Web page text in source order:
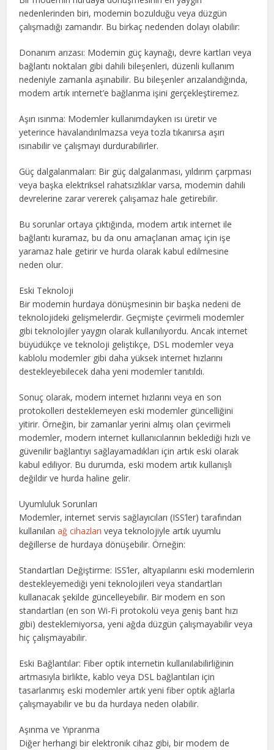
nedenlerinden biri, modemin bozulduğu veya düzgün
çalışmadığı zamandır. Bu birkaç nedenden dolayı olabilir:
Donanım arızası: Modemin güç kaynağı, devre kartları veya
bağlantı noktaları gibi dahili bileşenleri, düzenli kullanım
nedeniyle zamanla aşınabilir. Bu bileşenler arızalandığında,
modem artık ınternet’e bağlanma işini gerçekleştiremez.
Aşırı ısınma: Modemler kullanımdayken ısı üretir ve
yeterince havalandırılmazsa veya tozla tıkanırsa aşırı
ısınabilir ve çalışmayı durdurabilirler.
Güç dalgalanmaları: Bir güç dalgalanması, yıldırım çarpması
veya başka elektriksel rahatsızlıklar varsa, modemin dahili
devrelerine zarar vererek çalışamaz hale getirebilir.
Bu sorunlar ortaya çıktığında, modem artık internet ile
bağlantı kuramaz, bu da onu amaçlanan amaç için işe
yaramaz hale getirir ve hurda olarak kabul edilmesine
neden olur.
Eski Teknoloji
Bir modemin hurdaya dönüşmesinin bir başka nedeni de
teknolojideki gelişmelerdir. Geçmişte çevirmeli modemler
gibi teknolojiler yaygın olarak kullanılıyordu. Ancak internet
büyüdükçe ve teknoloji geliştikçe, DSL modemler veya
kablolu modemler gibi daha yüksek internet hızlarını
destekleyebilecek daha yeni modemler tanıtıldı.
Sonuç olarak, modern internet hızlarını veya en son
protokolleri desteklemeyen eski modemler güncelliğini
yitirir. Örneğin, bir zamanlar yerini almış olan çevirmeli
modemler, modern internet kullanıcılarının beklediği hızlı ve
güvenilir bağlantıyı sağlayamadıkları için artık eski olarak
kabul ediliyor. Bu durumda, eski modem artık kullanışlı
değildir ve hurda haline gelir.
Uyumluluk Sorunları
Modemler, internet servis sağlayıcıları (ISS’ler) tarafından
kullanılanağ cihazları veya teknolojiyle artık uyumlu
değillerse de hurdaya dönüşebilir. Örneğin:
Standartları Değiştirme: ISS’ler, altyapılarını eski modemlerin
destekleyemediği yeni teknolojileri veya standartları
kullanacak şekilde güncelleyebilir. Bir modem en son
standartları (en son Wi-Fi protokolü veya geniş bant hızı
gibi) desteklemiyorsa, yeni ağda düzgün çalışmayabilir veya
hiç çalışmayabilir.
Eski Bağlantılar: Fiber optik internetin kullanılabilirliğinin
artmasıyla birlikte, kablo veya DSL bağlantıları için
tasarlanmış eski modemler artık yeni fiber optik ağlarla
çalışmayabilir ve bu da hurdaya neden olabilir.
Aşınma ve Yıpranma
Diğer herhangi bir elektronik cihaz gibi, bir modem de